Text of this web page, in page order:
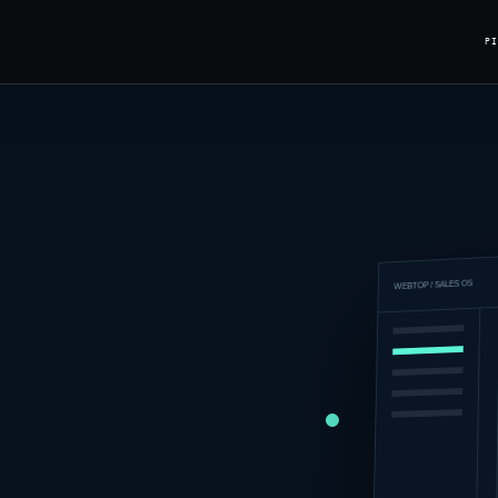
WEBTOP / SALES OS